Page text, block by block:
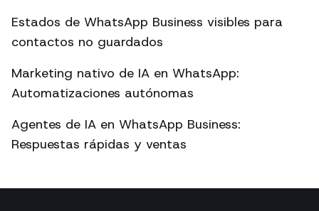
Estados de WhatsApp Business visibles para
contactos no guardados
Marketing nativo de IA en WhatsApp:
Automatizaciones autónomas
Agentes de IA en WhatsApp Business:
Respuestas rápidas y ventas